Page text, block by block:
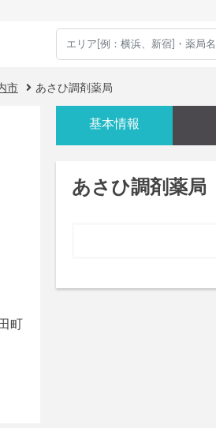
市 あさひ調剤薬局
町
基本情報
あさひ調剤薬局